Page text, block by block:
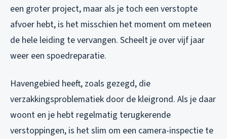
een groter project, maar als je toch een verstopte
afvoer hebt, is het misschien het moment om meteen
de hele leiding te vervangen. Scheelt je over vijf jaar
weer een spoedreparatie.
Havengebied heeft, zoals gezegd, die
verzakkingsproblematiek door de kleigrond. Als je daar
woont en je hebt regelmatig terugkerende
verstoppingen, is het slim om een camera-inspectie te